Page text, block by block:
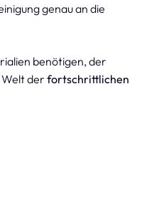
genau an die
benötigen, der
Welt der fortschrittlichen